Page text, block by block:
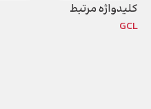
کلیدواژه مرتبط
GCL